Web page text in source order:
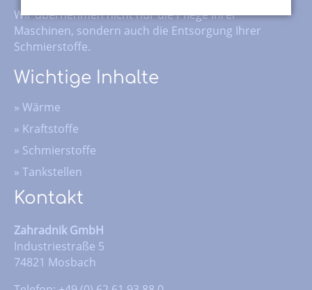
Wir übernehmen nicht nur die Pflege Ihrer
Maschinen, sondern auch die Entsorgung Ihrer
Schmierstoffe.
Wichtige Inhalte
» Wärme
» Kraftstoffe
» Schmierstoffe
» Tankstellen
Kontakt
Zahradnik GmbH
Industriestraße 5
74821 Mosbach